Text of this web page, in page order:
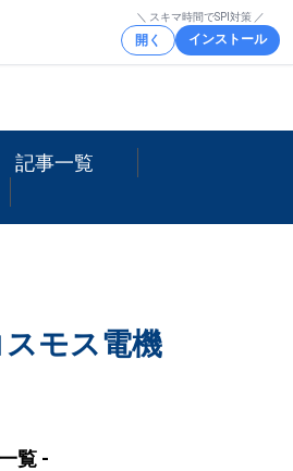
＼ スキマ時間でSPI対策 ／
開く インストール
記事一覧
モス電機
覧 -